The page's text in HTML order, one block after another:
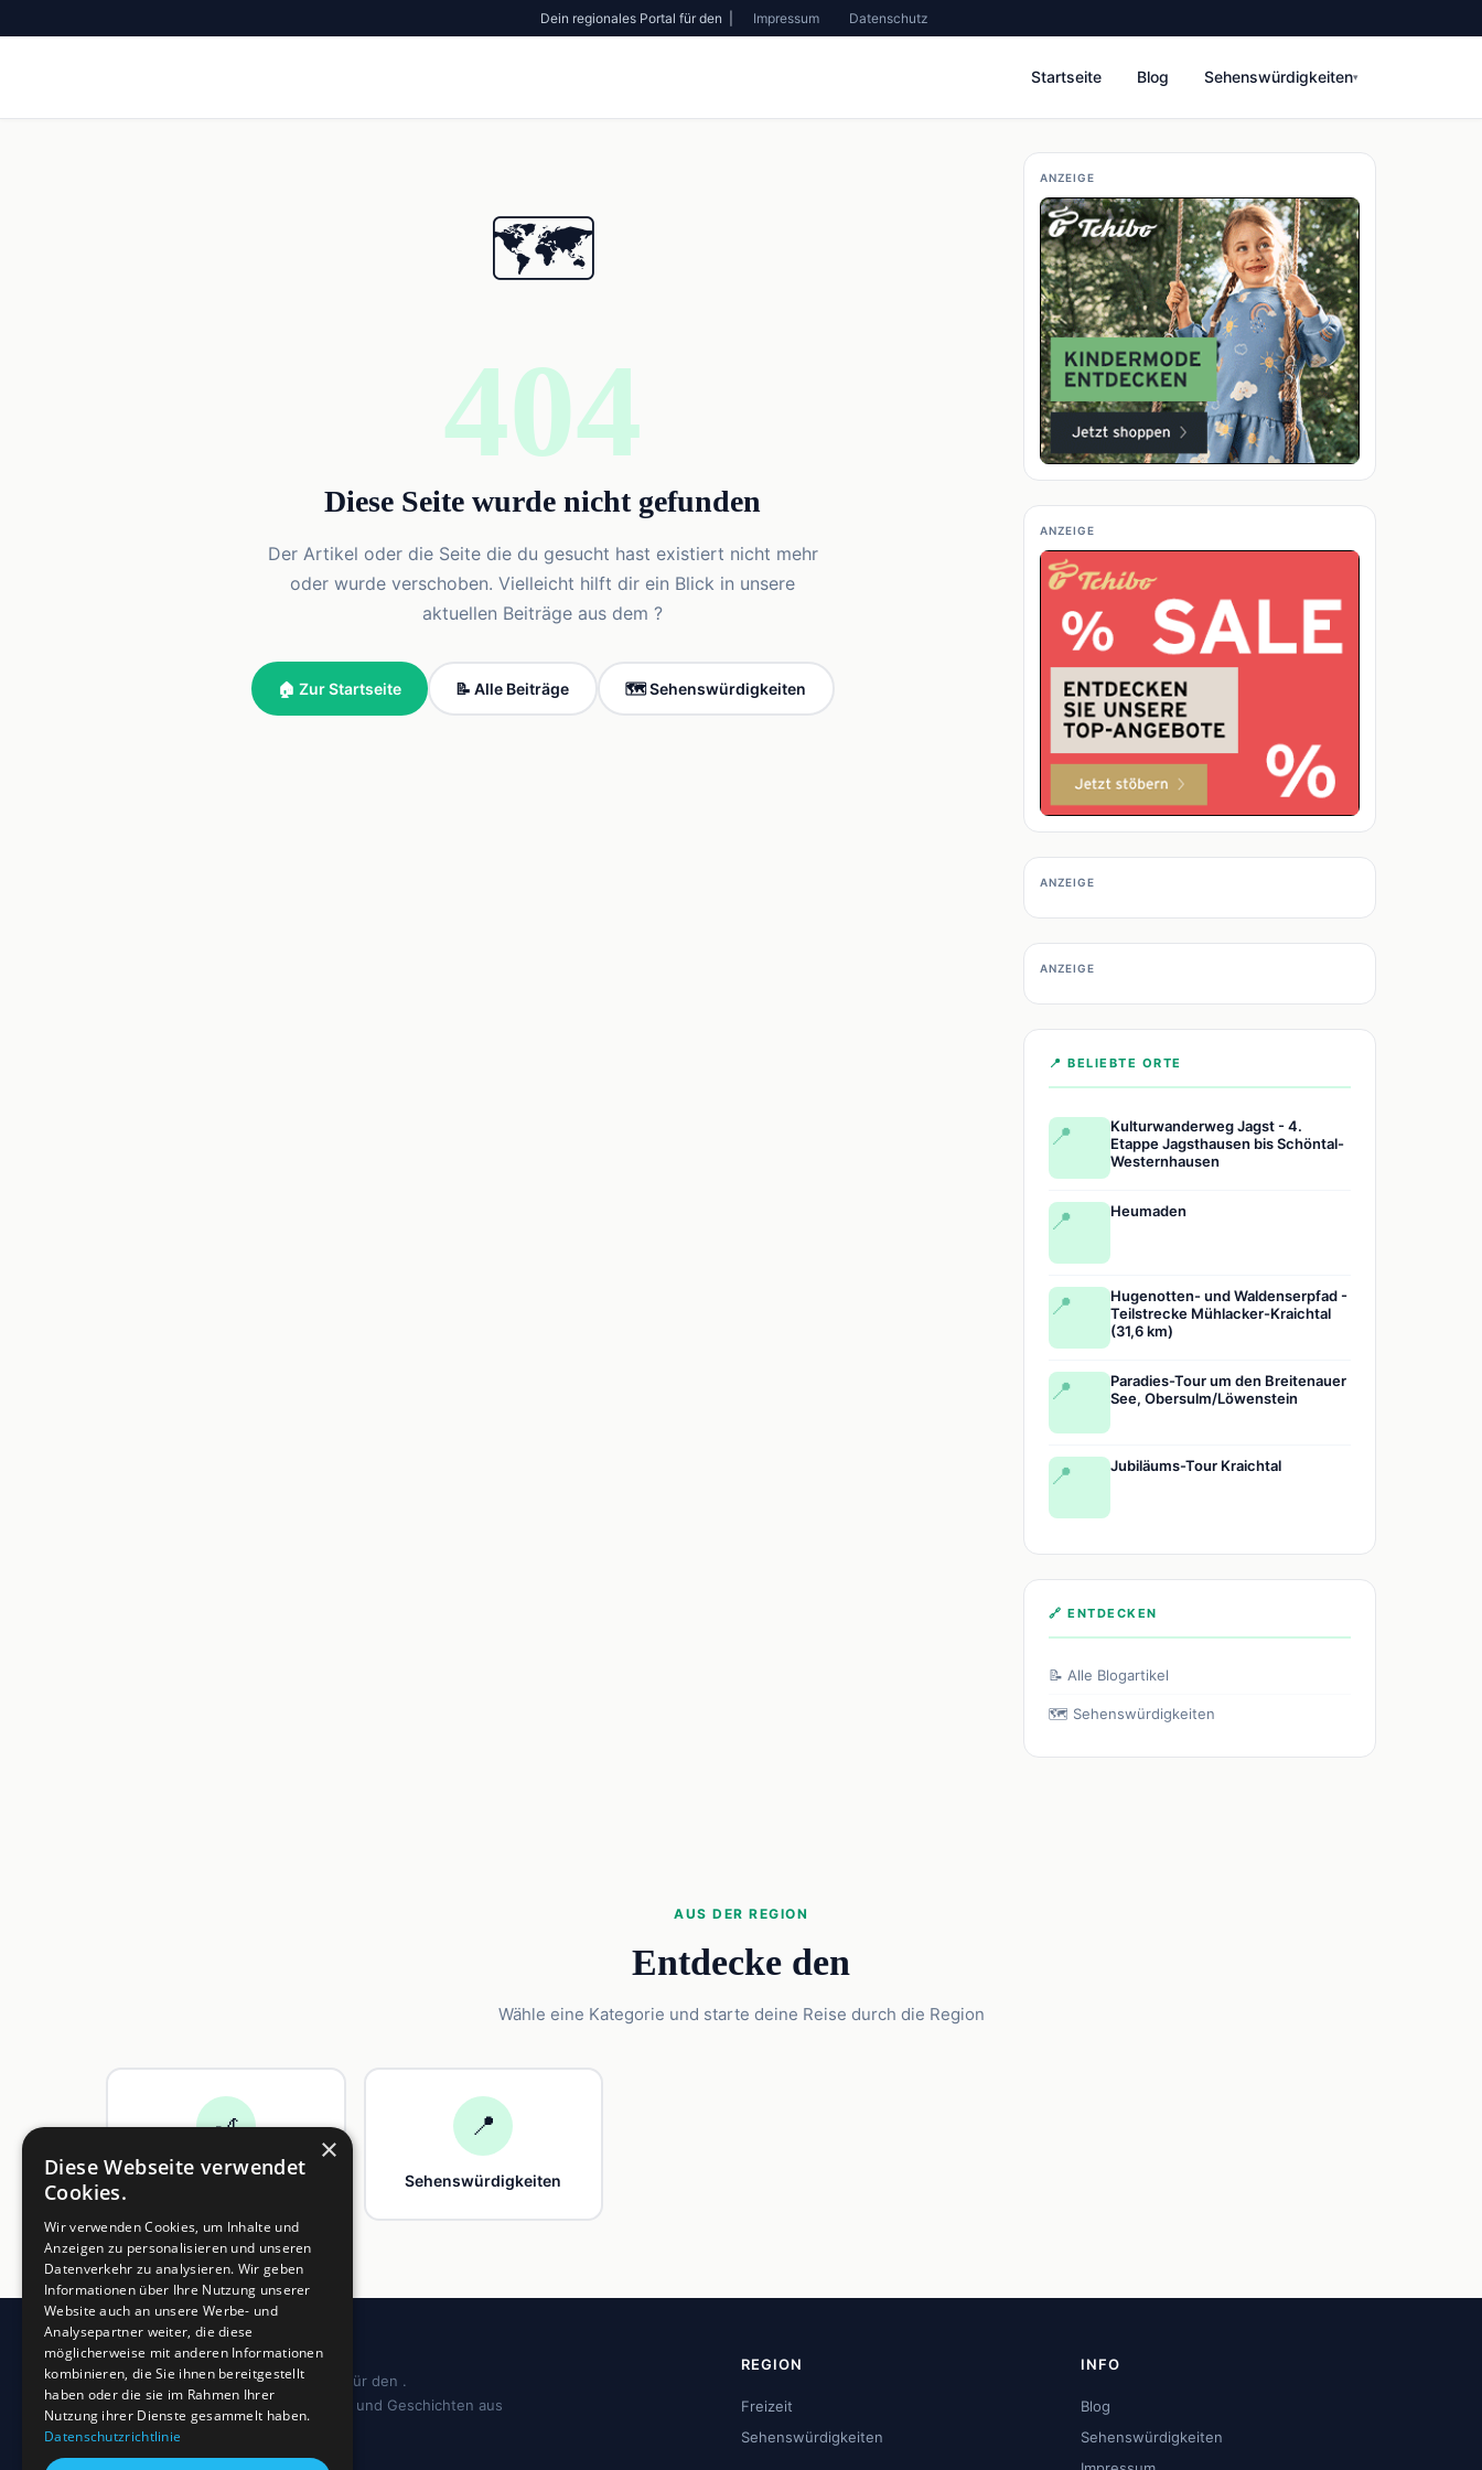
Dein regionales Portal für den | Impressum Datenschutz
Startseite Blog Sehenswürdigkeiten▾
ANZEIGE
ANZEIGE
ANZEIGE
ANZEIGE
📍 BELIEBTE ORTE
📍
Kulturwanderweg Jagst - 4.
Etappe Jagsthausen bis Schöntal-
Westernhausen
📍 Heumaden
📍
Hugenotten- und Waldenserpfad -
Teilstrecke Mühlacker-Kraichtal
(31,6 km)
📍
Paradies-Tour um den Breitenauer
See, Obersulm/Löwenstein
📍 Jubiläums-Tour Kraichtal
🔗 ENTDECKEN
📝 Alle Blogartikel
🗺️ Sehenswürdigkeiten
🗺️
404
Diese Seite wurde nicht gefunden
Der Artikel oder die Seite die du gesucht hast existiert nicht mehr
oder wurde verschoben. Vielleicht hilft dir ein Blick in unsere
aktuellen Beiträge aus dem ?
🏠 Zur Startseite 📝 Alle Beiträge 🗺️ Sehenswürdigkeiten
AUS DER REGION
Entdecke den
Wähle eine Kategorie und starte deine Reise durch die Region
🎢
Freizeit
📍
Sehenswürdigkeiten
Dein regionales Informationsportal für den .
Sehenswürdigkeiten, Ausflugstipps und Geschichten aus
deiner Region.
REGION
Freizeit
Sehenswürdigkeiten
INFO
Blog
Sehenswürdigkeiten
×
Diese Webseite verwendet
Cookies.
Wir verwenden Cookies, um Inhalte und
Anzeigen zu personalisieren und unseren
Datenverkehr zu analysieren. Wir geben
Informationen über Ihre Nutzung unserer
Website auch an unsere Werbe- und
Analysepartner weiter, die diese
möglicherweise mit anderen Informationen
kombinieren, die Sie ihnen bereitgestellt
haben oder die sie im Rahmen Ihrer
Nutzung ihrer Dienste gesammelt haben.
Datenschutzrichtlinie